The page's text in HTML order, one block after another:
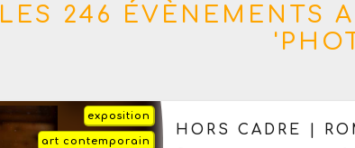
LES 246 ÉVÈNEMENTS
exposition
art contemporain
Du vendredi 3 au
HORS CADRE |